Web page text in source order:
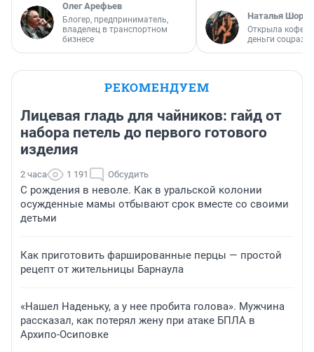
Олег Арефьев
Блогер, предприниматель,
владелец в транспортном
бизнесе
Наталья
Открыла
деньги
РЕКОМЕНДУЕМ
Лицевая гладь для чайников: гайд от
набора петель до первого готового
изделия
2 часа 1 191 Обсудить
С рождения в неволе. Как в уральской колонии
осужденные мамы отбывают срок вместе со своими
детьми
Как приготовить фаршированные перцы — простой
рецепт от жительницы Барнаула
«Нашел Наденьку, а у нее пробита голова». Мужчина
рассказал, как потерял жену при атаке БПЛА в
Архипо-Осиповке